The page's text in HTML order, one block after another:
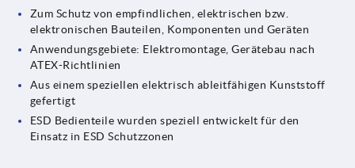
Zum Schutz von empfindlichen, elektrischen bzw.
elektronischen Bauteilen, Komponenten und Geräten
Anwendungsgebiete: Elektromontage, Gerätebau nach
ATEX-Richtlinien
Aus einem speziellen elektrisch ableitfähigen Kunststoff
gefertigt
ESD Bedienteile wurden speziell entwickelt für den
Einsatz in ESD Schutzzonen